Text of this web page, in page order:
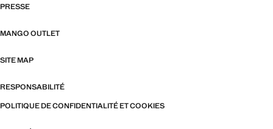
PRESSE
MANGO OUTLET
SITE MAP
RESPONSABILITÉ
POLITIQUE DE CONFIDENTIALITÉ ET COOKIES